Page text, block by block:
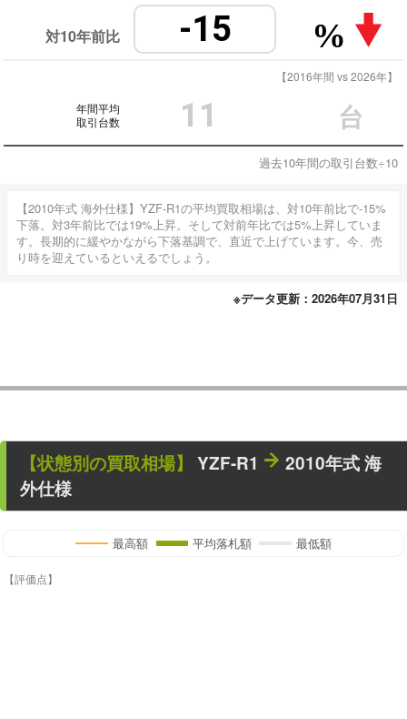
対10年前比 -15 %
【2016年間 vs 2026年】
年間平均
取引台数
11 台
過去10年間の取引台数÷10
【2010年式 海外仕様】YZF-R1の平均買取相場は、対10年前比で-15%
下落。対3年前比では19%上昇。そして対前年比では5%上昇していま
す。長期的に緩やかながら下落基調で、直近で上げています。今、売
り時を迎えているといえるでしょう。
※データ更新：2026年07月31日
【状態別の買取相場】 YZF-R1
2010年式 海
外仕様
最高額 平均落札額 最低額
【評価点】